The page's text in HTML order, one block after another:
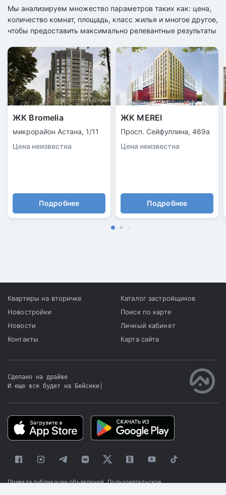
Мы анализируем множество параметров таких как: цена,
количество комнат, площадь, класс жилья и многое другое,
чтобы предоставить максимально релевантные результаты
ЖК Bromelia
микрорайон Астана, 1/11
Цена неизвестна
Подробнее
ЖК MEREI
Просп. Сейфуллина, 469а
Цена неизвестна
Подробнее
Квартиры на вторичке
Новостройки
Новости
Контакты
Каталог застройщиков
Поиск по карте
Личный кабинет
Карта сайта
Сделано на драйве
И еще все будет на Бейсике
Правила публикации объявлений Пользовательское